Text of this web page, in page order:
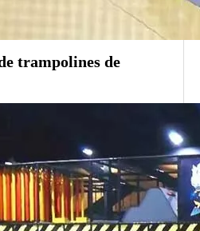
trampolines de